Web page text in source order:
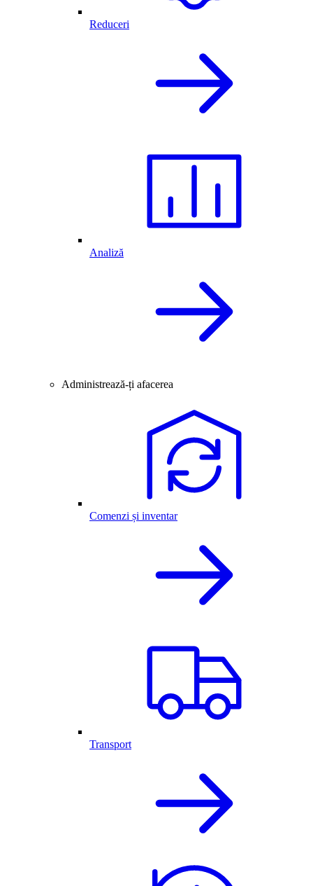
Reduceri
Analiză
Administrează-ți afacerea
Comenzi și inventar
Transport